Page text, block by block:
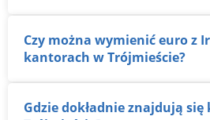
Czy można wymienić euro z Irlandii w
kantorach w Trójmieście?
Gdzie dokładnie znajdują się kantory w